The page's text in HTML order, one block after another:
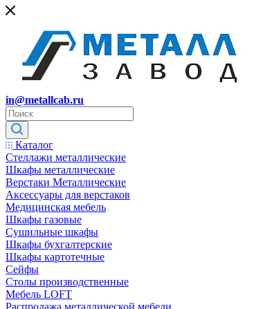
in@metallcab.ru
Каталог
Стеллажи металлические
Шкафы металлические
Верстаки Металлические
Аксессуары для верстаков
Медицинская мебель
Шкафы газовые
Сушильные шкафы
Шкафы бухгалтерские
Шкафы картотечные
Сейфы
Столы производственные
Мебель LOFT
Распродажа металлической мебели